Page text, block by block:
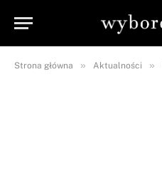
Strona główna » Aktualności »